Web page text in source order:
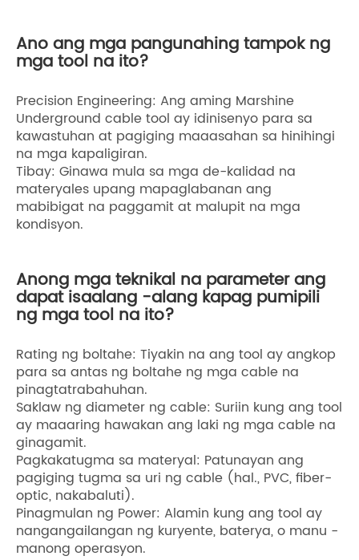
Ano ang mga pangunahing tampok ng
mga tool na ito?
Precision Engineering: Ang aming Marshine
Underground cable tool ay idinisenyo para sa
kawastuhan at pagiging maaasahan sa hinihingi
na mga kapaligiran.
Tibay: Ginawa mula sa mga de-kalidad na
materyales upang mapaglabanan ang
mabibigat na paggamit at malupit na mga
kondisyon.
Anong mga teknikal na parameter ang
dapat isaalang -alang kapag pumipili
ng mga tool na ito?
Rating ng boltahe: Tiyakin na ang tool ay angkop
para sa antas ng boltahe ng mga cable na
pinagtatrabahuhan.
Saklaw ng diameter ng cable: Suriin kung ang tool
ay maaaring hawakan ang laki ng mga cable na
ginagamit.
Pagkakatugma sa materyal: Patunayan ang
pagiging tugma sa uri ng cable (hal., PVC, fiber-
optic, nakabaluti).
Pinagmulan ng Power: Alamin kung ang tool ay
nangangailangan ng kuryente, baterya, o manu -
manong operasyon.